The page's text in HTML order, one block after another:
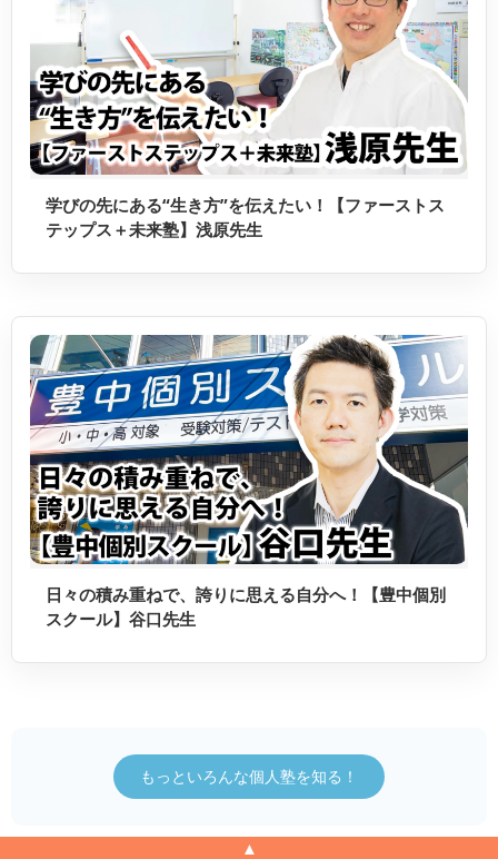
学びの先にある“生き方”を伝えたい！【ファーストス
テップス＋未来塾】浅原先生
日々の積み重ねで、誇りに思える自分へ！【豊中個別
スクール】谷口先生
もっといろんな個人塾を知る！
▲